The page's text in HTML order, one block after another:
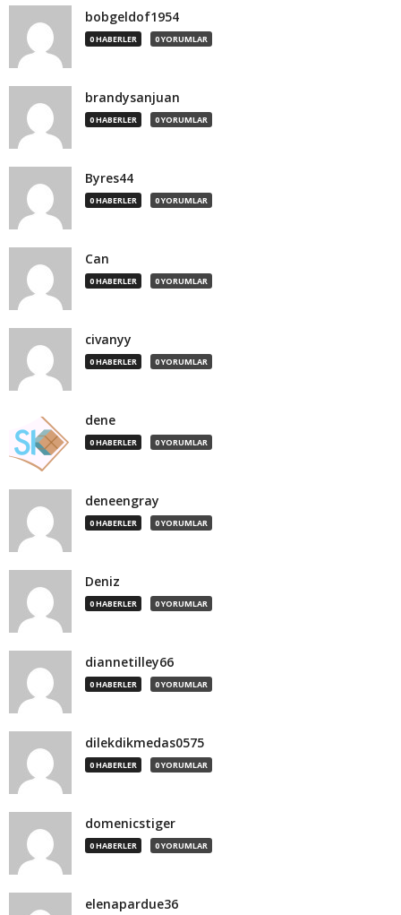
bobgeldof1954
0 HABERLER 0 YORUMLAR
brandysanjuan
0 HABERLER 0 YORUMLAR
Byres44
0 HABERLER 0 YORUMLAR
Can
0 HABERLER 0 YORUMLAR
civanyy
0 HABERLER 0 YORUMLAR
dene
0 HABERLER 0 YORUMLAR
deneengray
0 HABERLER 0 YORUMLAR
Deniz
0 HABERLER 0 YORUMLAR
diannetilley66
0 HABERLER 0 YORUMLAR
dilekdikmedas0575
0 HABERLER 0 YORUMLAR
domenicstiger
0 HABERLER 0 YORUMLAR
elenapardue36